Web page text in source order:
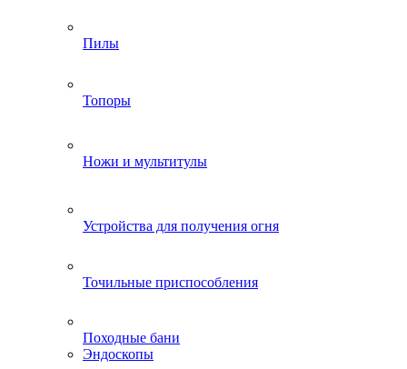
Пилы
Топоры
Ножи и мультитулы
Устройства для получения огня
Точильные приспособления
Походные бани
Эндоскопы